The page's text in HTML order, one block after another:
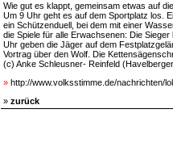
Wie gut es klappt, gemeinsam etwas auf
Um 9 Uhr geht es auf dem Sportplatz los.
ein Schützenduell, bei dem mit einer
die Spiele für alle Erwachsenen: Die
Uhr geben die Jäger auf dem
Vortrag über den Wolf. Die
(c) Anke Schleusner- Reinfeld
» http://www.volksstimme.de/nachrichten/
» zurück